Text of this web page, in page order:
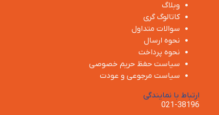
وبلاگ
کاتالوگ گری
سوالات متداول
نحوه ارسال
نحوه پرداخت
سیاست حفظ حریم خصوصی
سیاست مرجوعی و عودت
ارتباط با نمایندگی
021-38196